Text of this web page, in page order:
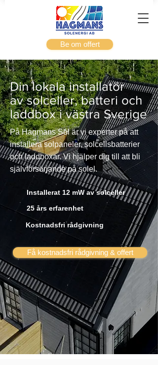
Be om offert
Välj ett alternativ
Solpaneler & batteri
Batteri
Övrigt
Din lokala installatör
av solceller, batteri och
laddbox i västra Sverige
På Hagmans Sol är vi experter på att
installera solpaneler, solcellsbatterier
och laddboxar. Vi hjälper dig till att bli
självförsörjande på solel.
Installerat 12 mW av solceller
25 års erfarenhet
Kostnadsfri rådgivning
Få kostnadsfri rådgivning & offert